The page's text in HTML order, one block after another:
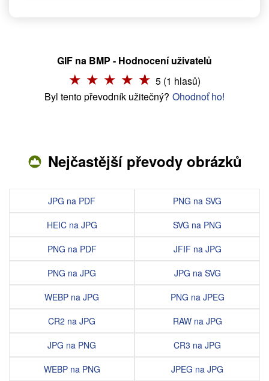
GIF na BMP - Hodnocení uživatelů
5 (1 hlasů)
Byl tento převodník užitečný? Ohodnoť ho!
Nejčastější převody obrázků
JPG na PDF
HEIC na JPG
PNG na PDF
PNG na JPG
WEBP na JPG
CR2 na JPG
JPG na PNG
WEBP na PNG
PNG na SVG
SVG na PNG
JFIF na JPG
JPG na SVG
PNG na JPEG
RAW na JPG
CR3 na JPG
JPEG na JPG